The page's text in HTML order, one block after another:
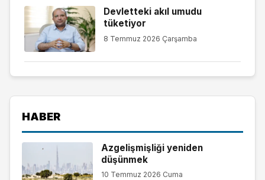
Devletteki akıl umudu
tüketiyor
8 Temmuz 2026 Çarşamba
HABER
Azgelişmişliği yeniden
düşünmek
10 Temmuz 2026 Cuma